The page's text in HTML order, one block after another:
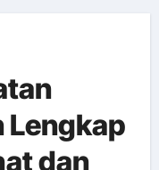
Lengkap
dan